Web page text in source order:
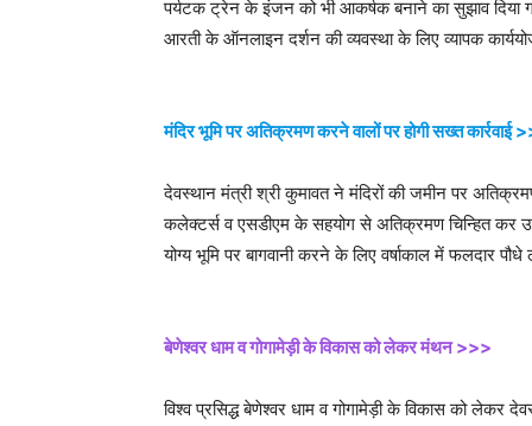
पर्यटक ट्रेन के इंजन को भी आकर्षक बनाने का सुझाव दिया
आरती के ऑनलाइन दर्शन की व्यवस्था के लिए व्यापक
मंदिर भूमि पर अतिक्रमण करने वालों पर होगी सख्त कार्रवाई
देवस्थान मंत्री श्री कुमावत ने मंदिरों की जमीन पर
कलेक्टर्स व एसडीएम के सहयोग से अतिक्रमण चिन्हित कर
योग्य भूमि पर बागवानी करने के लिए वर्षाकाल में फलदार
बेणेश्वर धाम व गोगामेड़ी के विकास को लेकर मंथन >>>
विश्व प्रसिद्ध बेणेश्वर धाम व गोगामेड़ी के विकास को लेकर